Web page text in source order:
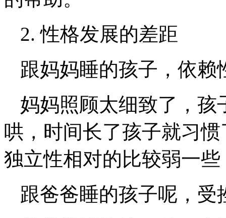
2. 性格发展的差距
跟妈妈睡的孩子，依赖
妈妈照顾太细致了，孩
哄，时间长了孩子就习
独立性相对的比较弱一
跟爸爸睡的孩子呢，受